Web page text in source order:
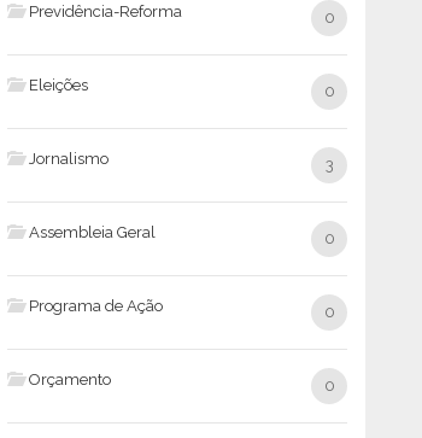
Previdência-Reforma 0
Eleições 0
Jornalismo 3
Assembleia Geral 0
Programa de Ação 0
Orçamento 0